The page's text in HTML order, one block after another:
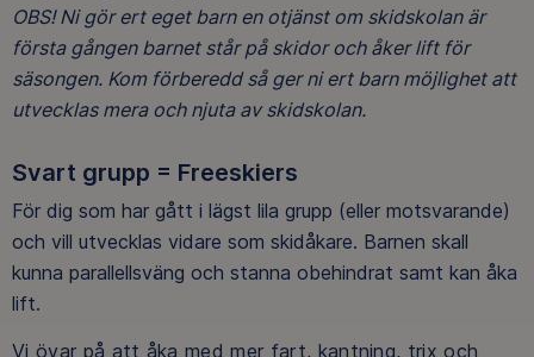
OBS! Ni gör ert eget barn en otjänst om skidskolan är
första gången barnet står på skidor och åker lift för
säsongen. Kom förberedd så ger ni ert barn möjlighet att
utvecklas mera och njuta av skidskolan.
Svart grupp = Freeskiers
För dig som har gått i lägst lila grupp (eller motsvarande)
och vill utvecklas vidare som skidåkare. Barnen skall
kunna parallellsväng och stanna obehindrat samt kan åka
lift.
Vi övar på att åka med mer fart, kantning, trix och